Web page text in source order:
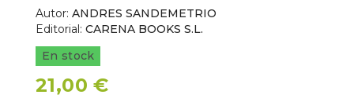
Autor: ANDRES SANDEMETRIO
Editorial: CARENA BOOKS S.L.
En stock
21,00 €